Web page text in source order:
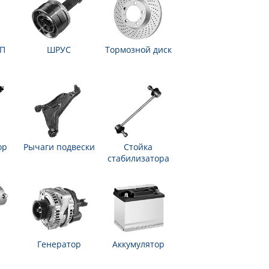
ШРУС Тормозной диск
Рычаги подвески
Стойка
стабилизатора
Генератор Аккумулятор